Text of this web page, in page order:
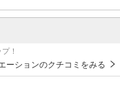
！
ーションのクチコミをみる